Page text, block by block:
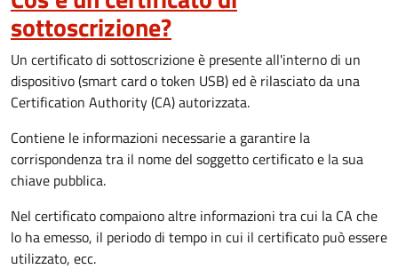
sottoscrizione?
Un certificato di sottoscrizione è presente all'interno di un
dispositivo (smart card o token USB) ed è rilasciato da una
Certification Authority (CA) autorizzata.
Contiene le informazioni necessarie a garantire la
corrispondenza tra il nome del soggetto certificato e la sua
chiave pubblica.
Nel certificato compaiono altre informazioni tra cui la CA che
lo ha emesso, il periodo di tempo in cui il certificato può essere
utilizzato, ecc.